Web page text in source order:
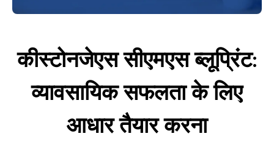
कीस्टोनजेएस सीएमएस ब्लूप्रिंट:
व्यावसायिक सफलता के लिए
आधार तैयार करना